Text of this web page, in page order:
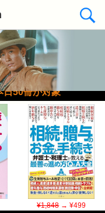
50冊が対象
¥1,848→ ¥499